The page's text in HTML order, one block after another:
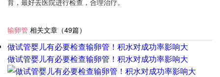
育，最好去医院进行检查，合理治疗。
输卵管 相关文章（49篇）
做试管婴儿有必要检查输卵管！积水对成功率影响大
做试管婴儿有必要检查输卵管！积水对成功率影响大